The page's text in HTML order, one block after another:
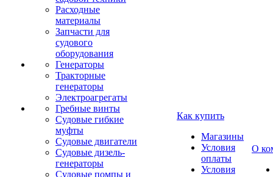
Расходные
материалы
Запчасти для
судового
оборудования
Генераторы
Тракторные
генераторы
Электроагрегаты
Гребные винты
Судовые гибкие
муфты
Судовые двигатели
Судовые дизель-
генераторы
Судовые помпы и
Как купить
Магазины
Условия
оплаты
Условия
О